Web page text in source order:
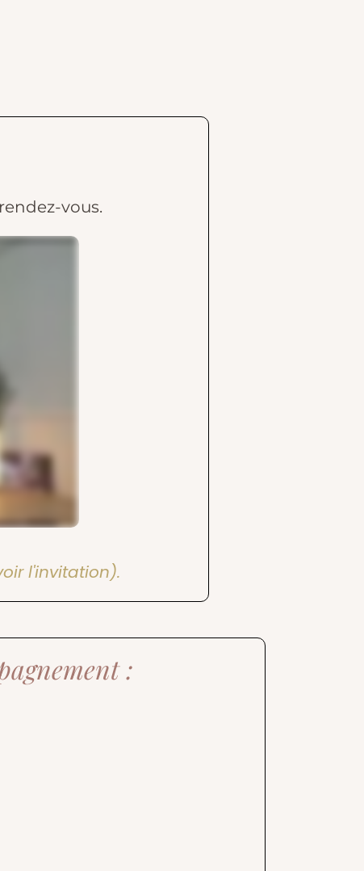
vous.
l'invitation).
: